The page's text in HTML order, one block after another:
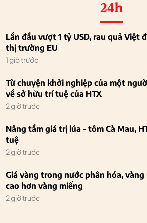
24h
Lần đầu vượt 1 tỷ USD, rau quả Việt
thị trường EU
1 giờ trước
Từ chuyện khởi nghiệp của một
về sở hữu trí tuệ của HTX
2 giờ trước
Nâng tầm giá trị lúa - tôm Cà Mau,
tuệ
2 giờ trước
Giá vàng trong nước phân hóa,
cao hơn vàng miếng
2 giờ trước